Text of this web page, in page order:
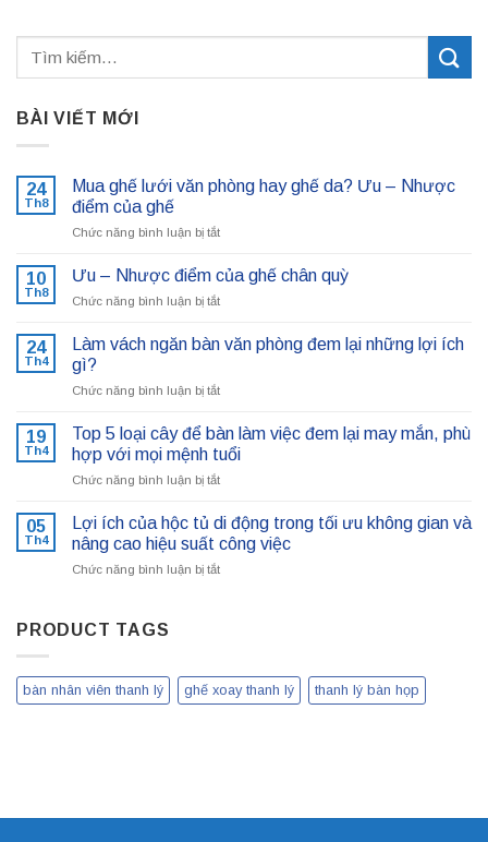
BÀI VIẾT MỚI
24
Th8
Mua ghế lưới văn phòng hay ghế da? Ưu – Nhược
điểm của ghế
Chức năng bình luận bị tắtở
ghế
lưới
văn
hay
Ưu
Nhược
điểm
10
Th8
Ưu – Nhược điểm của ghế chân quỳ
Chức năng bình luận bị tắtở
Nhược
của
chân
quỳ
24
Th4
Làm vách ngăn bàn văn phòng đem lại những lợi ích
gì?
Chức năng bình luận bị tắtở
vách
ngăn
bàn
văn
đem
lại
những
lợi
19
Th4
Top 5 loại cây để bàn làm việc đem lại may mắn, phù
hợp với mọi mệnh tuổi
Chức năng bình luận bị tắtở
5
loại
cây
để
mắn,
05
Th4
Lợi ích của hộc tủ di động trong tối ưu không gian và
nâng cao hiệu suất công việc
Chức năng bình luận bị tắtở
di
động
PRODUCT TAGS
bàn nhân viên thanh lý ghế xoay thanh lý thanh lý bàn họp